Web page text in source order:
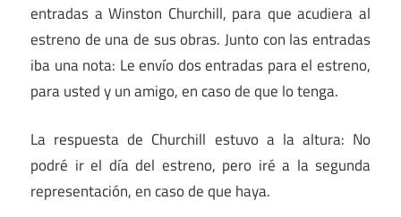
entradas a Winston Churchill, para que acudiera al
estreno de una de sus obras. Junto con las entradas
iba una nota: Le envío dos entradas para el estreno,
para usted y un amigo, en caso de que lo tenga.
La respuesta de Churchill estuvo a la altura: No
podré ir el día del estreno, pero iré a la segunda
representación, en caso de que haya.